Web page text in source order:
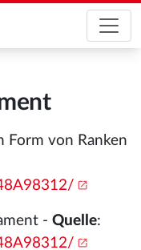
Form von Ranken
- Quelle: